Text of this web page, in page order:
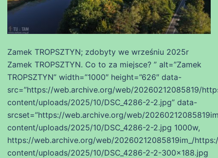
Zamek TROPSZTYN; zdobyty we wrześniu 2025r
Zamek TROPSZTYN. Co to za miejsce? ” alt=”Zamek
TROPSZTYN” width=”1000″ height=”626″ data-
src=”https://web.archive.org/web/20260212085819/
content/uploads/2025/10/DSC_4286-2-2.jpg” data-
srcset=”https://web.archive.org/web/
content/uploads/2025/10/DSC_4286-2-2.jpg 1000w,
https://web.archive.org/web/20260212085819im_/
content/uploads/2025/10/DSC_4286-2-2-300×188.jpg